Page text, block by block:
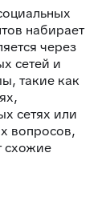
набирает
через
сетей и
такие как
сетях или
вопросов,
схожие